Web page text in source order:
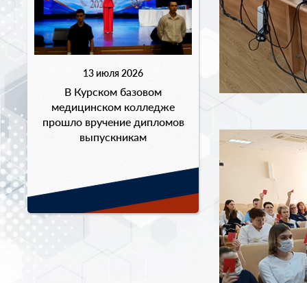
13 июля 2026
В Курском базовом
медицинском колледже
прошло вручение дипломов
выпускникам